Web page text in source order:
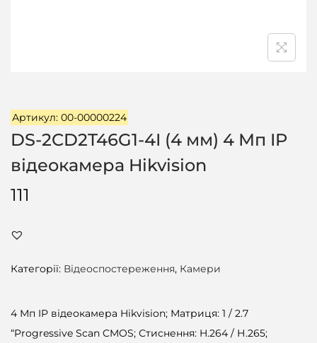
Артикул: 00-00000224
DS-2CD2T46G1-4I (4 мм) 4 Мп IP
відеокамера Hikvision
111
Категорії: Відеоспостереження, Камери
4 Мп IP відеокамера Hikvision; Матриця: 1 / 2.7
“Progressive Scan CMOS; Стиснення: H.264 / Н.265;